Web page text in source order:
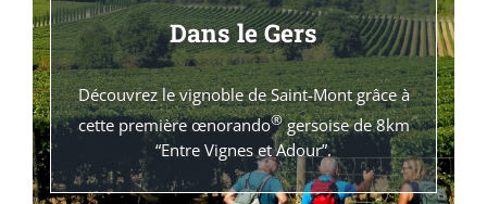
Dans le Gers
Découvrez le vignoble de Saint-Mont grâce à
cette première œnorando®gersoise de 8km
“Entre Vignes et Adour”.